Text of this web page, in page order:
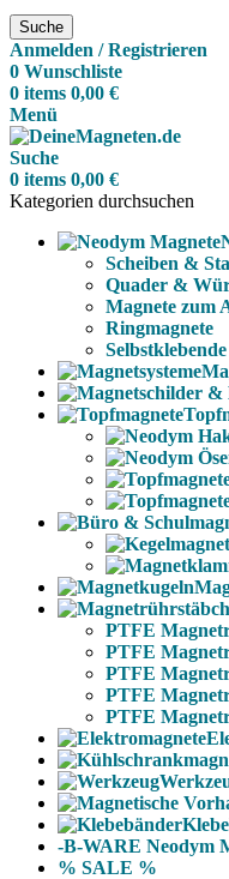
Suche
Anmelden / Registrieren
0 Wunschliste
0 items 0,00 €
Menü
Suche
0 items 0,00 €
Kategorien durchsuchen
Scheiben &
Quader &
Magnete zum
Ringmagnete
PTFE
PTFE
PTFE
PTFE
PTFE
-B-WARE Neodym
% SALE %